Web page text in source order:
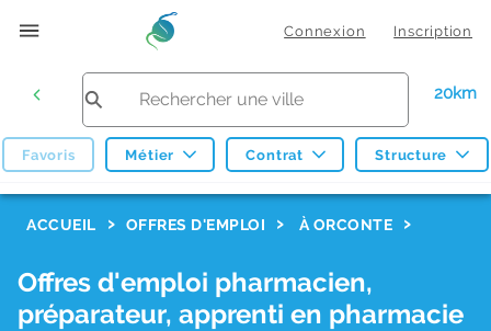
Connexion Inscription
20km
Favoris Métier Contrat Structure
ACCUEIL OFFRES D'EMPLOI À ORCONTE
Offres d'emploi pharmacien,
préparateur, apprenti en pharmacie